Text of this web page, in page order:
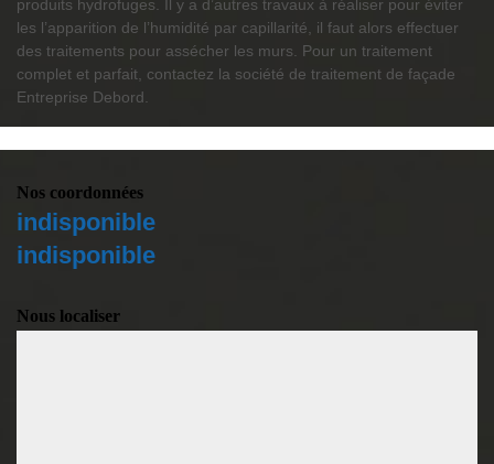
produits hydrofuges. Il y a d’autres travaux à réaliser pour éviter
les l’apparition de l’humidité par capillarité, il faut alors effectuer
des traitements pour assécher les murs. Pour un traitement
complet et parfait, contactez la société de traitement de façade
Entreprise Debord.
Nos coordonnées
indisponible
indisponible
Nous localiser